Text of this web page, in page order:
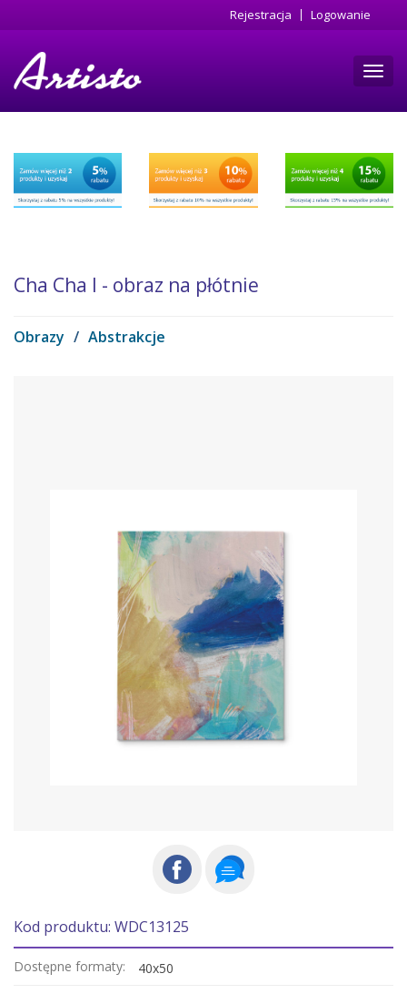
do
Rejestracja Logowanie
Cha Cha I - obraz na płótnie
Obrazy / Abstrakcje
Kod produktu: WDC13125
Dostępne formaty: 40x50